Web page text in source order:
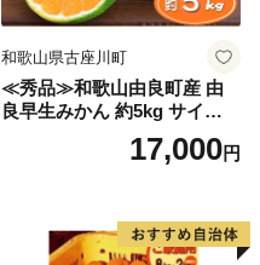
和歌山県古座川町
≪秀品≫和歌山由良町産 由
良早生みかん 約5kg サイズお
まかせ【sml106C】17,000円